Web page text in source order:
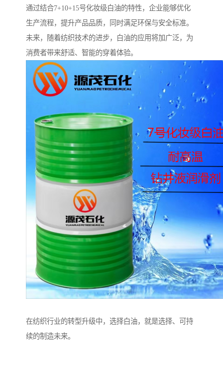
通过结合7+10+15号化妆级白油的特性，企业能够优化
生产流程，提升产品品质，同时满足环保与安全标准。
未来，随着纺织技术的进步，白油的应用将加广泛，为
消费者带来舒适、智能的穿着体验。
在纺织行业的转型升级中，选择白油，就是选择、可持
续的制造未来。